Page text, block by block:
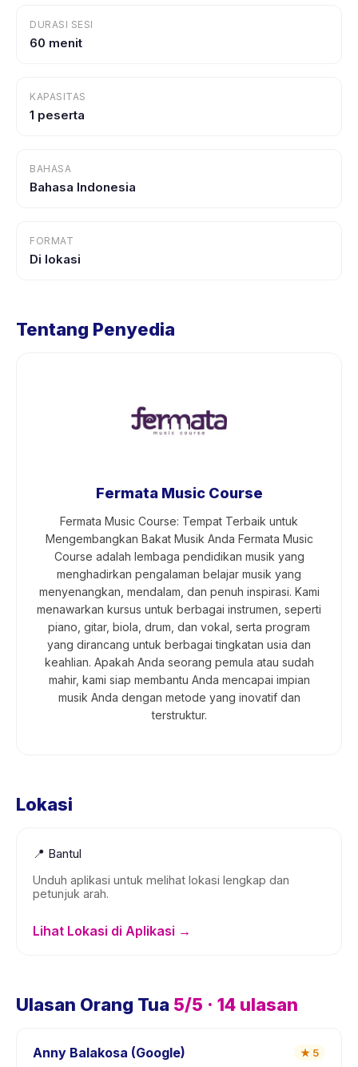
DURASI SESI
60 menit
KAPASITAS
1 peserta
BAHASA
Bahasa Indonesia
FORMAT
Di lokasi
Tentang Penyedia
Fermata Music Course
Fermata Music Course: Tempat Terbaik untuk
Mengembangkan Bakat Musik Anda Fermata Music
Course adalah lembaga pendidikan musik yang
menghadirkan pengalaman belajar musik yang
menyenangkan, mendalam, dan penuh inspirasi. Kami
menawarkan kursus untuk berbagai instrumen, seperti
piano, gitar, biola, drum, dan vokal, serta program
yang dirancang untuk berbagai tingkatan usia dan
keahlian. Apakah Anda seorang pemula atau sudah
mahir, kami siap membantu Anda mencapai impian
musik Anda dengan metode yang inovatif dan
terstruktur.
Lokasi
📍 Bantul
Unduh aplikasi untuk melihat lokasi lengkap dan
petunjuk arah.
Lihat Lokasi di Aplikasi →
Ulasan Orang Tua 5/5 · 14 ulasan
Anny Balakosa (Google) ★ 5